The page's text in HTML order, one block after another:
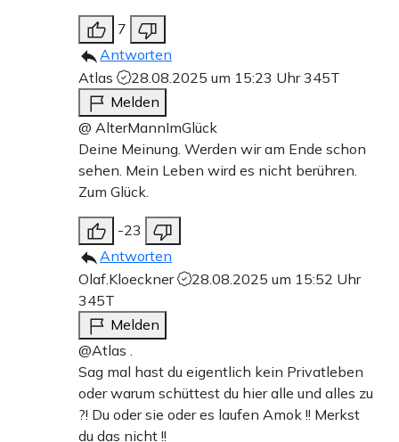
7
Antworten
Atlas
28.08.2025 um 15:23 Uhr345T
Melden
@ AlterMannImGlück
Deine Meinung. Werden wir am Ende schon
sehen. Mein Leben wird es nicht berühren.
Zum Glück.
-23
Antworten
Olaf.Kloeckner
28.08.2025 um 15:52 Uhr
345T
Melden
@Atlas .
Sag mal hast du eigentlich kein Privatleben
oder warum schüttest du hier alle und alles zu
?! Du oder sie oder es laufen Amok !! Merkst
du das nicht !!